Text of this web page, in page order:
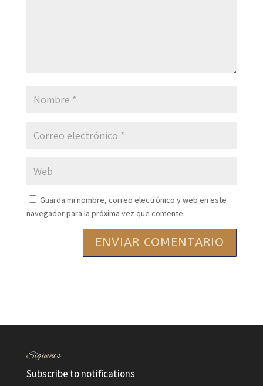
Guarda mi nombre, correo electrónico y web en este
navegador para la próxima vez que comente.
Síguenos
Subscribe to notifications